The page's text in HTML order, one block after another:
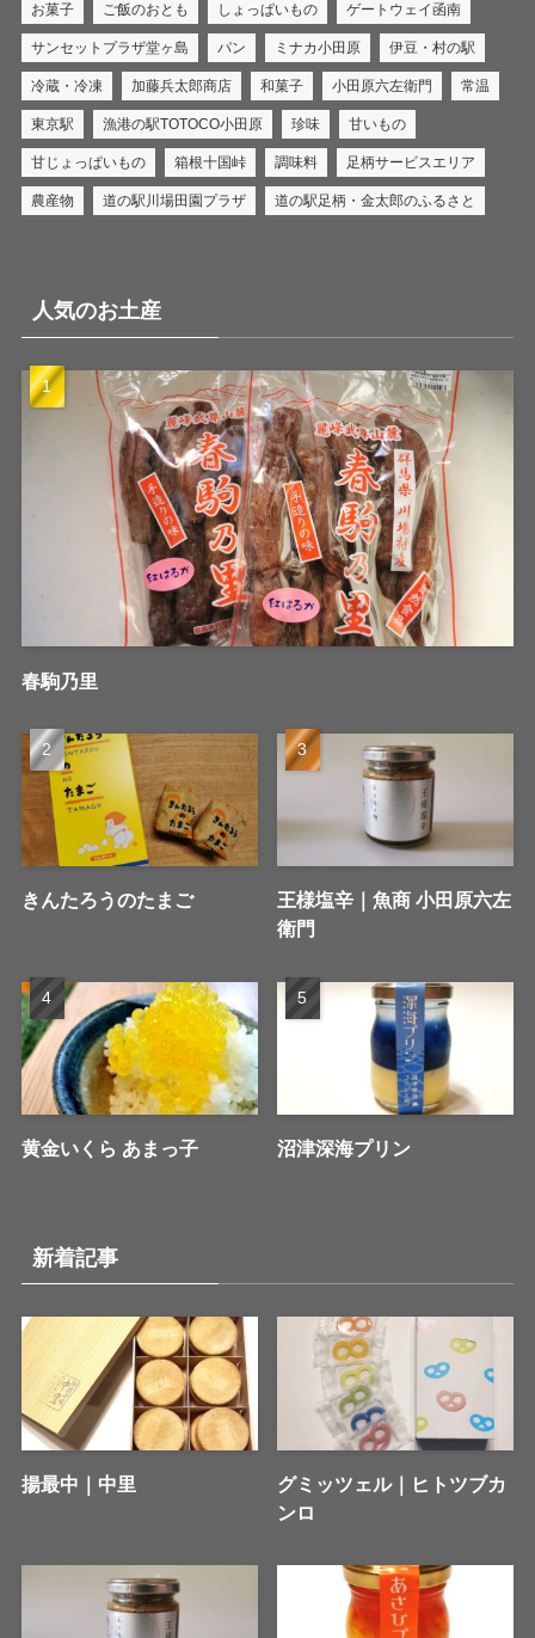
お菓子 ご飯のおとも しょっぱいもの ゲートウェイ函南
サンセットプラザ堂ヶ島 パン ミナカ小田原 伊豆・村の駅
冷蔵・冷凍 加藤兵太郎商店 和菓子 小田原六左衛門 常温
東京駅 漁港の駅TOTOCO小田原 珍味 甘いもの
甘じょっぱいもの 箱根十国峠 調味料 足柄サービスエリア
農産物 道の駅川場田園プラザ 道の駅足柄・金太郎のふるさと
人気のお土産
春駒乃里
きんたろうのたまご
王様塩辛｜魚商 小田原六左
衛門
黄金いくら あまっ子 沼津深海プリン
新着記事
揚最中｜中里
グミッツェル｜ヒトツブカ
ンロ